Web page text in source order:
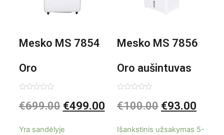
Mesko MS 7854
Oro
kondicionierius
0
iš
€699.00 €499.00
Yra sandėlyje
Mesko MS 7856
Oro aušintuvas
be ašmenų 3in1
0
iš
€100.00 €93.00
Išankstinis užsakymas 5-